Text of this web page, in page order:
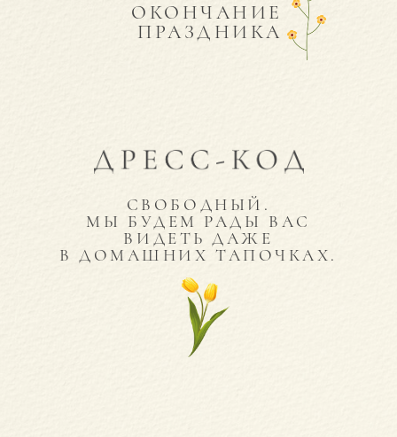
СВОБОДНЫЙ.
МЫ БУДЕМ РАДЫ ВАС
ВИДЕТЬ ДАЖЕ
В ДОМАШНИХ ТАПОЧКАХ.
ОКОНЧАНИЕ
ПРАЗДНИКА